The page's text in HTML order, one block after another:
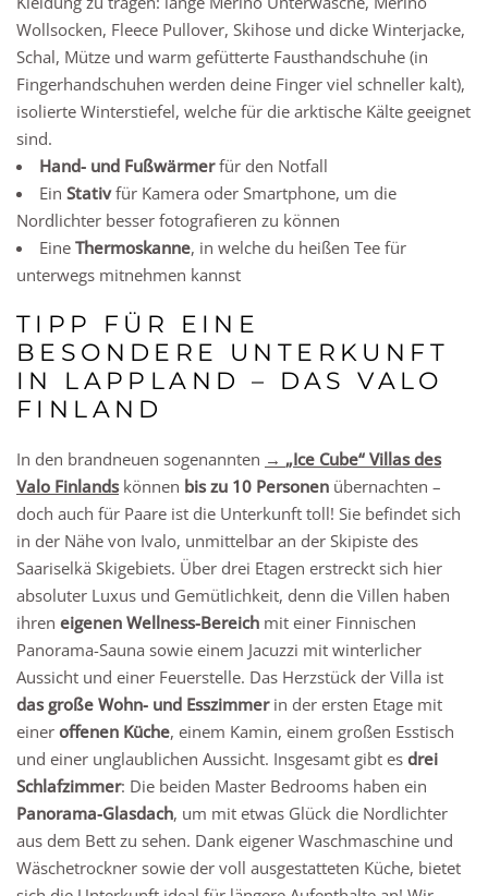
Wollsocken, Fleece Pullover, Skihose und dicke Winterjacke,
Schal, Mütze und warm gefütterte Fausthandschuhe (in
Fingerhandschuhen werden deine Finger viel schneller kalt),
isolierte Winterstiefel, welche für die arktische Kälte geeignet
sind.
Hand- und Fußwärmerfür den Notfall
Ein Stativfür Kamera oder Smartphone, um die
Nordlichter besser fotografieren zu können
Eine Thermoskanne, in welche du heißen Tee für
unterwegs mitnehmen kannst
TIPP FÜR EINE
BESONDERE UNTERKUNFT
IN LAPPLAND – DAS VALO
FINLAND
In den brandneuen sogenannten → „Ice Cube“ Villasdes
Valo Finlandskönnen bis zu 10 Personen übernachten –
doch auch für Paare ist die Unterkunft toll! Sie befindet sich
in der Nähe von Ivalo, unmittelbar an der Skipiste des
Saariselkä Skigebiets. Über drei Etagen erstreckt sich hier
absoluter Luxus und Gemütlichkeit, denn die Villen haben
ihren eigenen Wellness-Bereich mit einer Finnischen
Panorama-Sauna sowie einem Jacuzzi mit winterlicher
Aussicht und einer Feuerstelle. Das Herzstück der Villa ist
das große Wohn- und Esszimmerin der ersten Etage mit
einer offenen Küche, einem Kamin, einem großen Esstisch
und einer unglaublichen Aussicht. Insgesamt gibt es drei
Schlafzimmer: Die beiden Master Bedrooms haben ein
Panorama-Glasdach, um mit etwas Glück die Nordlichter
aus dem Bett zu sehen. Dank eigener Waschmaschine und
Wäschetrockner sowie der voll ausgestatteten Küche, bietet